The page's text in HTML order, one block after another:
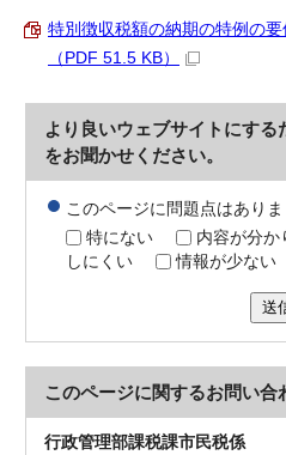
特別徴収税額の納期の特例の
（PDF 51.5 KB）
より良いウェブサイトにする
をお聞かせください。
このページに問題点はあり
特にない
内容が分か
しにくい
情報が少ない
送
このページに関するお問い合
行政管理部課税課市民税係